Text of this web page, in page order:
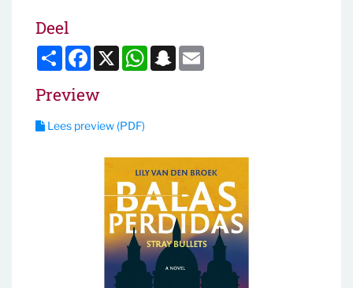
Deel
Deel Facebook
X WhatsApp
Snapchat
Preview
Lees preview (PDF)